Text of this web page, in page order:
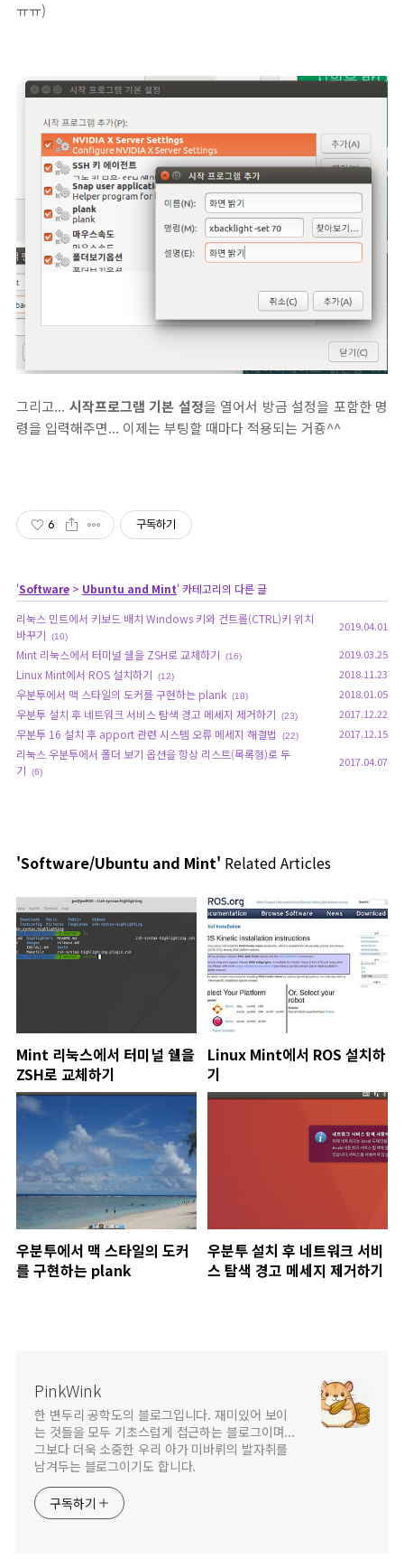
ㅠㅠ)
그리고... 시작프로그램 기본 설정을 열어서 방금 설정을 포함한 명
령을 입력해주면... 이제는 부팅할 때마다 적용되는 거죵^^
6 구독하기
'Software > Ubuntu and Mint' 카테고리의 다른 글
리눅스 민트에서 키보드 배치 Windows 키와 컨트롤(CTRL)키 위치
바꾸기
(10)
2019.04.01
Mint 리눅스에서 터미널 쉘을 ZSH로 교체하기 (16) 2019.03.25
Linux Mint에서 ROS 설치하기 (12) 2018.11.23
우분투에서 맥 스타일의 도커를 구현하는 plank (18) 2018.01.05
우분투 설치 후 네트워크 서비스 탐색 경고 메세지 제거하기 (23) 2017.12.22
우분투 16 설치 후 apport 관련 시스템 오류 메세지 해결법 (22) 2017.12.15
리눅스 우분투에서 폴더 보기 옵션을 항상 리스트(목록형)로 두
기
(6)
2017.04.07
'Software/Ubuntu and Mint' Related Articles
Mint 리눅스에서 터미널 쉘을
ZSH로 교체하기
Linux Mint에서 ROS 설치하
기
우분투에서 맥 스타일의 도커
를 구현하는 plank
우분투 설치 후 네트워크 서비
스 탐색 경고 메세지 제거하기
PinkWink
한 변두리 공학도의 블로그입니다. 재미있어 보이
는 것들을 모두 기초스럽게 접근하는 블로그이며...
그보다 더욱 소중한 우리 아가 미바뤼의 발자취를
남겨두는 블로그이기도 합니다.
구독하기